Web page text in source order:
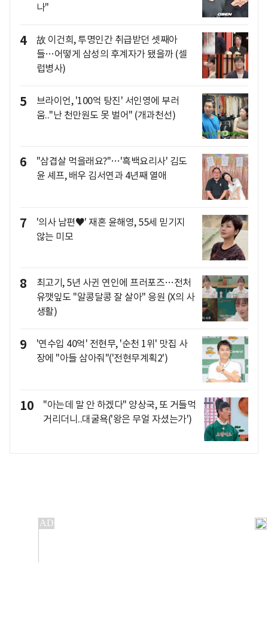
나"
4
故 이건희, 투명인간 취급받던 셋째아
들…어떻게 삼성의 후계자가 됐을까 (셀
럽병사)
5
브라이언, '100억 탕진' 서인영에 부러
움.."난 천만원도 못 벌어" (개과천선)
6
"삼겹살 먹을래요?"…'흑백요리사' 김도
윤 셰프, 배우 김서연과 4년째 열애
7
'의사 남편♥' 재혼 윤해영, 55세 믿기지
않는 미모
8
최고기, 5년 사귄 연인에 프러포즈…전처
유깻잎도 "알콩달콩 잘 살아" 응원 (X의 사
생활)
9
'연수입 40억' 전현무, '순천 1위' 맛집 사
장에 "아들 삼아줘"('전현무계획2')
10
"아는데 말 안 하겠다" 양상국, 또 거들먹
거리더니..대굴욕('왕은 무얼 자셨는가')